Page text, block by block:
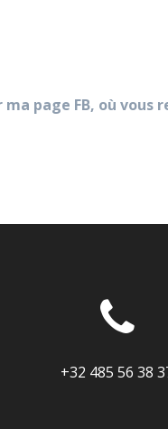
page FB, où
+32 485 56 38